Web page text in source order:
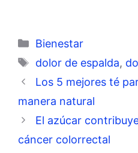
Categorías
Bienestar
Etiquetas
dolor de espalda,
Los 5 mejores té
manera natural
El azúcar
cáncer colorrectal